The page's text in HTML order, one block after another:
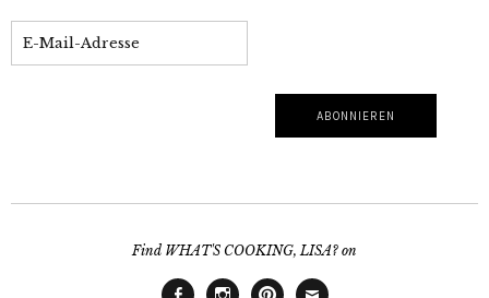
Find WHAT'S COOKING, LISA? on